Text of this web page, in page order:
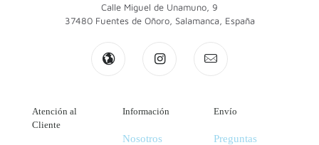
Calle Miguel de Unamuno, 9
37480 Fuentes de Oñoro, Salamanca, España
Atención al
Cliente
Información
Nosotros
Envío
Preguntas